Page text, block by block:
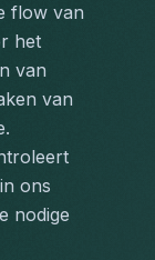
flow van
het
van
van
ons
nodige